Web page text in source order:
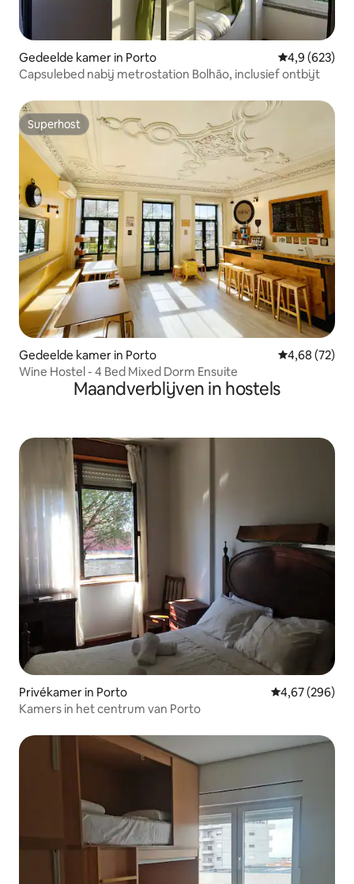
Gedeelde kamer in Porto Gemiddelde
4,9 (623)
Capsulebed nabij metrostation Bolhão, inclusief ontbijt
Superhost
Superhost
Gedeelde kamer in Porto Gemiddelde
4,68 (72)
Wine Hostel - 4 Bed Mixed Dorm Ensuite
Maandverblijven in hostels
Privékamer in Porto Gemiddelde
4,67 (296)
Kamers in het centrum van Porto